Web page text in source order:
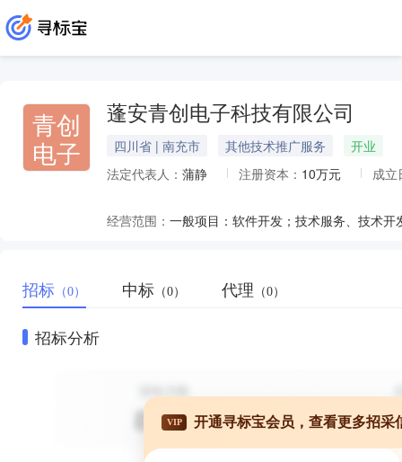
青创
电子
蓬安青创电子科技有限公司
四川省 | 南充市 其他技术推广服务
开业
法定代表人： 蒲静 注册资本： 10万元 成立
经营范围：
招标 （0） 中标 （0） 代理 （0）
招标分析
VIP 开通寻标宝会员，查看更多招采